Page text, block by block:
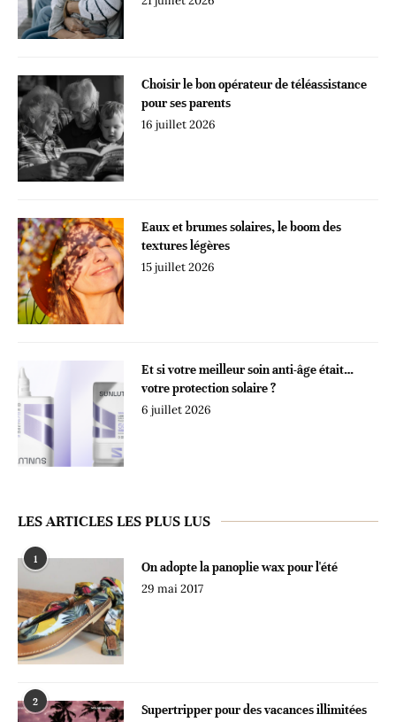
Choisir le bon opérateur de téléassistance
pour ses parents
16 juillet 2026
Eaux et brumes solaires, le boom des
textures légères
15 juillet 2026
Et si votre meilleur soin anti-âge était…
votre protection solaire ?
6 juillet 2026
LES ARTICLES LES PLUS LUS
1
On adopte la panoplie wax pour l'été
29 mai 2017
2
Supertripper pour des vacances illimitées